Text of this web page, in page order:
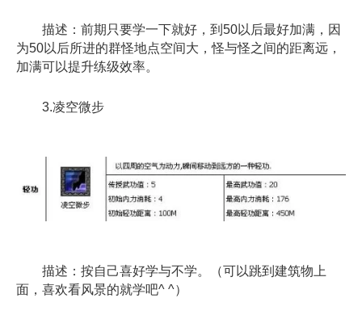
描述：前期只要学一下就好，到50以后最好加满，因
为50以后所进的群怪地点空间大，怪与怪之间的距离远，
加满可以提升练级效率。
3.凌空微步
描述：按自己喜好学与不学。（可以跳到建筑物上
面，喜欢看风景的就学吧^ ^）